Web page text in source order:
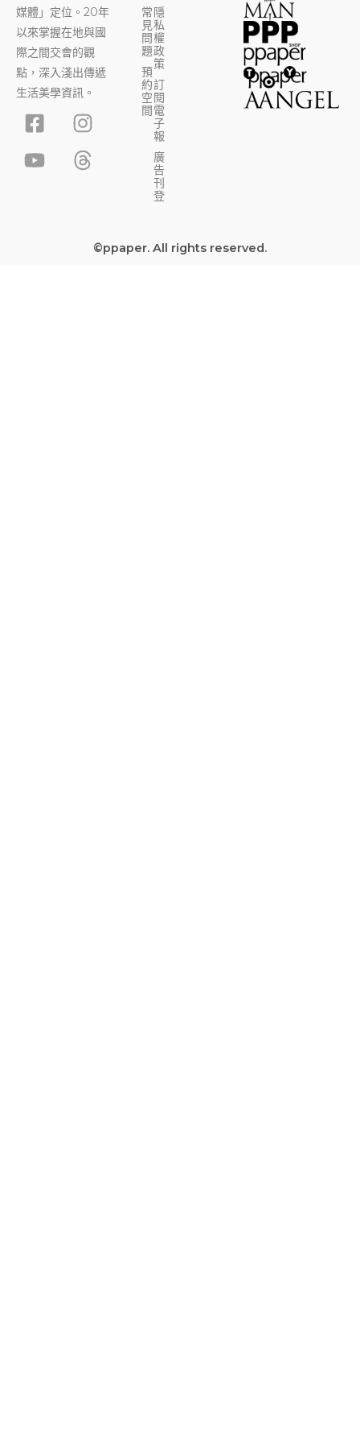
媒體」定位。20年
以來掌握在地與國
際之間交會的觀
點，深入淺出傳遞
生活美學資訊。
F
a
c
I
n
s
t
Y
o
u
T
h
r
e
常
見
問
題
預
約
空
間
隱
私
權
政
策
訂
閱
電
子
報
廣
告
刊
登
©ppaper. All rights reserved.